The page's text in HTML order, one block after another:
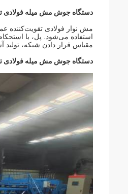
دستگاه جوش مش میله فولادی
مش نوار فولادی تقویت‌کننده
استفاده می‌شود. پل، با
مقیاس قرار دادن شبکه،
دستگاه جوش مش میله فولادی